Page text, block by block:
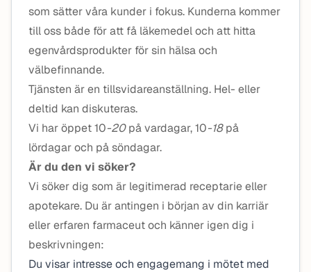
som sätter våra kunder i fokus. Kunderna kommer
till oss både för att få läkemedel och att hitta
egenvårdsprodukter för sin hälsa och
välbefinnande.
Tjänsten är en tillsvidareanställning. Hel- eller
deltid kan diskuteras.
Vi har öppet 10-20på vardagar, 10-18på
lördagar och på söndagar.
Är du den vi söker?
Vi söker dig som är legitimerad receptarie eller
apotekare. Du är antingen i början av din karriär
eller erfaren farmaceut och känner igen dig i
beskrivningen:
Du visar intresse och engagemang i mötet med